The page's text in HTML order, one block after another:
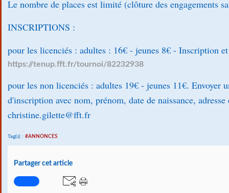
Le nombre de places est limité (clôture des engagements
INSCRIPTIONS :
pour les licenciés : adultes : 16€ - jeunes 8€ - Inscription
https://tenup.fft.fr/tournoi/82232938
pour les non licenciés : adultes 19€ - jeunes 11€. Envoyer
d'inscription avec nom, prénom, date de naissance, adresse
christine.gilette@fft.fr
Tag(s) : #ANNONCES
Partager cet article